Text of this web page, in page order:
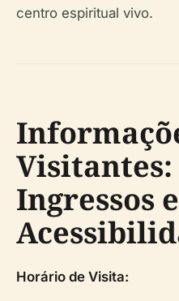
centro espiritual vivo.
Ingressos e
Horário de Visita: